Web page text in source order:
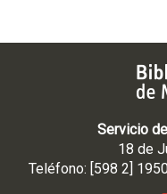
Servicio
18 de
Teléfono: [598 2]